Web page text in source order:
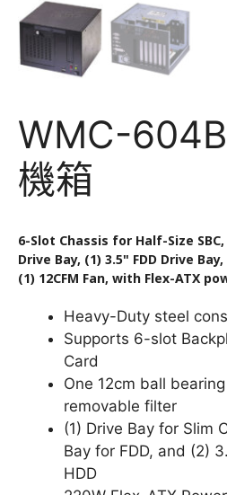
WMC-
機箱
6-Slot Chassis for Half-Size SBC,
Drive Bay, (1) 3.5" FDD Drive
(1) 12CFM Fan, with Flex-ATX
Heavy-Duty steel
Supports 6-slot
Card
One 12cm ball
removable filter
(1) Drive Bay for Slim
Bay for FDD, and (2)
HDD